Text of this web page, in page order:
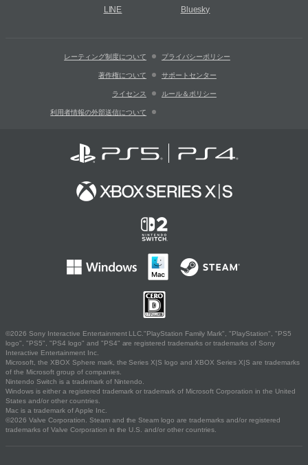
LINE Bluesky
レーティング制度について プライバシーポリシー
著作権について サポートセンター
ライセンス ルール＆ポリシー
利用者情報の外部送信について
©2026 Sony Interactive Entertainment LLC."PlayStation Family Mark", "PlayStation", "PS5
logo", "PS5", "PS4 logo" and "PS4" are registered trademarks or trademarks of Sony
Interactive Entertainment Inc.
Microsoft, the XBOX Sphere mark, the Series X|S logo and XBOX Series X|S are trademarks
of the Microsoft group of companies.
Nintendo Switch is a trademark of Nintendo.
Windows is either a registered trademark or trademark of Microsoft Corporation in the United
States and/or other countries.
Mac is a trademark of Apple Inc.
©2026 Valve Corporation. Steam and the Steam logo are trademarks and/or registered
trademarks of Valve Corporation in the U.S. and/or other countries.